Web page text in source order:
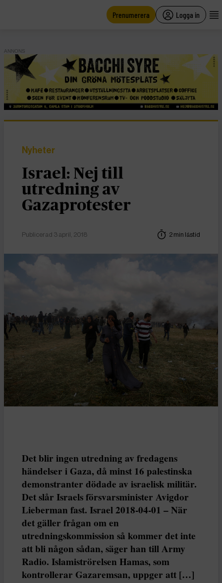
Prenumerera Logga in
ANNONS
Nyheter
Israel: Nej till
utredning av
Gazaprotester
Publicerad 3 april, 2018 2 min lästid
Det blir ingen utredning av fredagens
händelser i Gaza, då minst 16 palestinska
demonstranter dödade av israelisk militär.
Det slår Israels försvarsminister Avigdor
Lieberman fast. Israel 2018-04-01 – När
det gäller frågan om en
utredningskommission så kommer det inte
att bli någon sådan, säger han till Army
Radio. Islamiströrelsen Hamas, som
kontrollerar Gazaremsan, uppger att […]